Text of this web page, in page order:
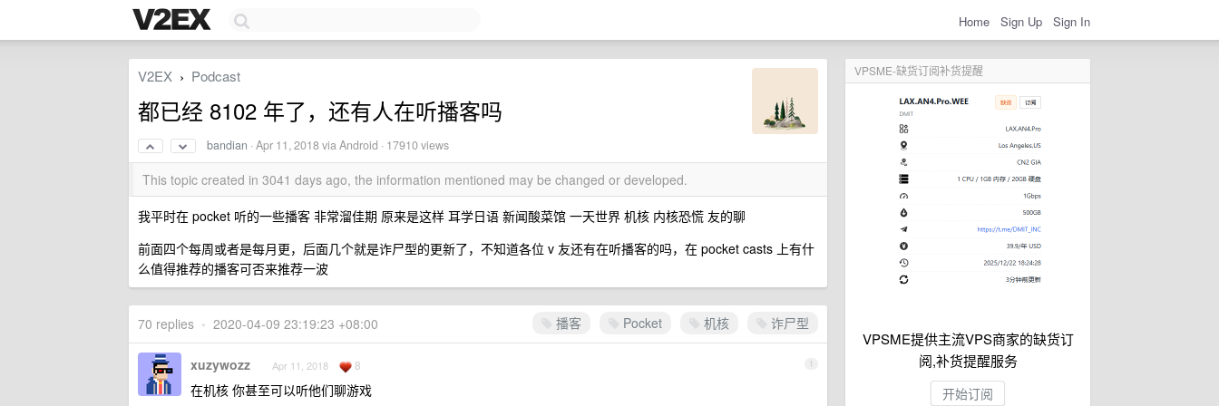
Home Sign Up Sign In
VPSME-缺货订阅补货提醒
VPSME提供主流VPS商家的缺货订
阅,补货提醒服务
开始订阅
V2EX › Podcast
都已经 8102 年了，还有人在听播客吗
bandian ·Apr 11, 2018via Android · 17910 views
This topic created in 3041 days ago, the information mentioned may be changed or developed.
我平时在 pocket 听的一些播客 非常溜佳期 原来是这样 耳学日语 新闻酸菜馆 一天世界 机核 内核恐慌 友的聊
前面四个每周或者是每月更，后面几个就是诈尸型的更新了，不知道各位 v 友还有在听播客的吗，在 pocket casts 上有什
么值得推荐的播客可否来推荐一波
播客 Pocket 机核 诈尸型
70 replies • 2020-04-09 23:19:23 +08:00
1
xuzywozz Apr 11, 2018 8
在机核 你甚至可以听他们聊游戏